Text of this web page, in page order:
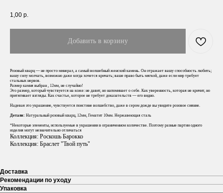
1,00 р.
Добавить в корзину
Розовый кварц — не просто минерал, а самый волшебный женский камень. Он отражает вашу способность любить;
вашу силу молчать, возможно даже когда хочется кричать; ваше право быть мягкой, даже если мир требует
стальных нервов.
Размер камня выбран , 12мм, не случайно!
Это размер, который чувствуется на коже: не давит, но напоминает о себе. Как уверенность, которая не кричит, но
притягивает взгляды. Как счастье, которое не требует доказательств — его видно.
Надевая это украшение, чувствуется поистине волшебство, даже в сером дожде вы увидите розовое сияние.
Детали: Натуральный розовый кварц, 12мм, Гематит 10мм. Нержавеющая сталь
⁠*Некоторые элементы, используемые в украшении в ограниченном количестве. Поэтому разные партии одного
изделия могут незначительно отличаться
Коллекция: Роскошь Барокко
Коллекция: Браслет "Твой путь"
Доставка
Рекомендации по уходу
Упаковка